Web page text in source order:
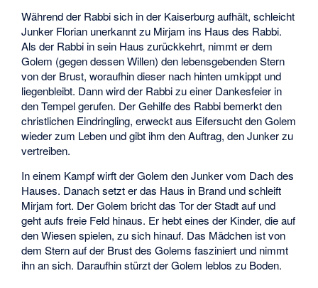
Während der Rabbi sich in der Kaiserburg aufhält, schleicht
Junker Florian unerkannt zu Mirjam ins Haus des Rabbi.
Als der Rabbi in sein Haus zurückkehrt, nimmt er dem
Golem (gegen dessen Willen) den lebensgebenden Stern
von der Brust, woraufhin dieser nach hinten umkippt und
liegenbleibt. Dann wird der Rabbi zu einer Dankesfeier in
den Tempel gerufen. Der Gehilfe des Rabbi bemerkt den
christlichen Eindringling, erweckt aus Eifersucht den Golem
wieder zum Leben und gibt ihm den Auftrag, den Junker zu
vertreiben.
In einem Kampf wirft der Golem den Junker vom Dach des
Hauses. Danach setzt er das Haus in Brand und schleift
Mirjam fort. Der Golem bricht das Tor der Stadt auf und
geht aufs freie Feld hinaus. Er hebt eines der Kinder, die auf
den Wiesen spielen, zu sich hinauf. Das Mädchen ist von
dem Stern auf der Brust des Golems fasziniert und nimmt
ihn an sich. Daraufhin stürzt der Golem leblos zu Boden.